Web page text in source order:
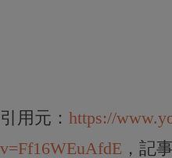
引用元： https://
v=Ff16WEuAfdE ，記